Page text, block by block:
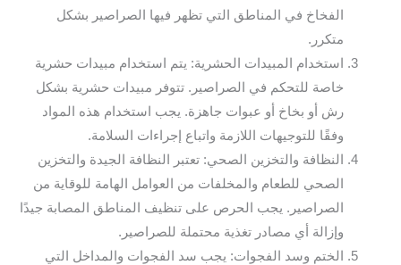
الفخاخ في المناطق التي تظهر فيها الصراصير بشكل
متكرر.
استخدام المبيدات الحشرية: يتم استخدام مبيدات حشرية
خاصة للتحكم في الصراصير. تتوفر مبيدات حشرية بشكل
رش أو بخاخ أو عبوات جاهزة. يجب استخدام هذه المواد
وفقًا للتوجيهات اللازمة واتباع إجراءات السلامة.
النظافة والتخزين الصحي: تعتبر النظافة الجيدة والتخزين
الصحي للطعام والمخلفات من العوامل الهامة للوقاية من
الصراصير. يجب الحرص على تنظيف المناطق المصابة جيدًا
وإزالة أي مصادر تغذية محتملة للصراصير.
الختم وسد الفجوات: يجب سد الفجوات والمداخل التي